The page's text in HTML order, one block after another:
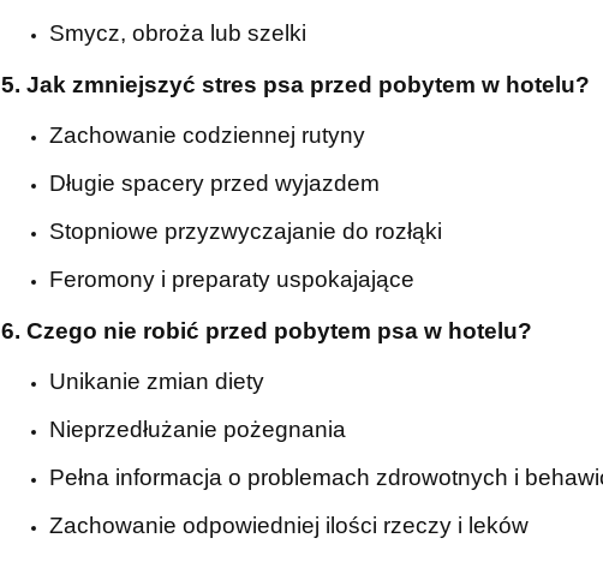
Smycz, obroża lub szelki
5. Jak zmniejszyć stres psa przed pobytem w hotelu?
Zachowanie codziennej rutyny
Długie spacery przed wyjazdem
Stopniowe przyzwyczajanie do rozłąki
Feromony i preparaty uspokajające
6. Czego nie robić przed pobytem psa w hotelu?
Unikanie zmian diety
Nieprzedłużanie pożegnania
Pełna informacja o problemach zdrowotnych i
Zachowanie odpowiedniej ilości rzeczy i leków